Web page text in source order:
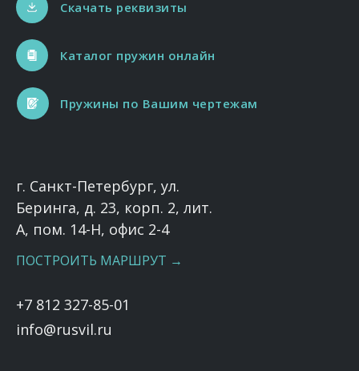
Каталог пружин онлайн
Пружины по Вашим чертежам
Скачать реквизиты
г. Санкт-Петербург, ул.
Беринга, д. 23, корп. 2, лит.
А, пом. 14-Н, офис 2-4
ПОСТРОИТЬ МАРШРУТ →
+7 812 327-85-01
info@rusvil.ru